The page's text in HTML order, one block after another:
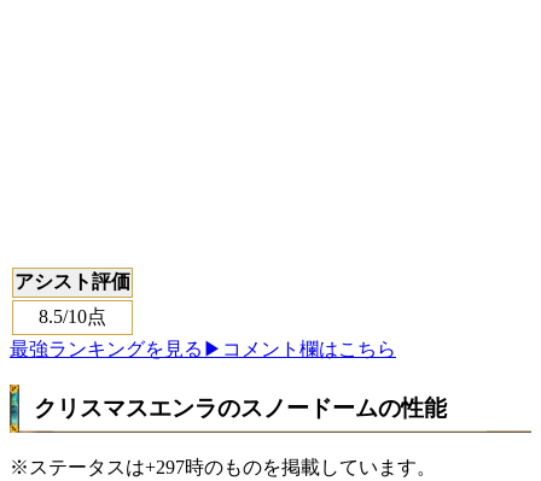
アシスト評価
8.5/10点
最強ランキングを見る ▶コメント欄はこちら
クリスマスエンラのスノードームの性能
※ステータスは+297時のものを掲載しています。